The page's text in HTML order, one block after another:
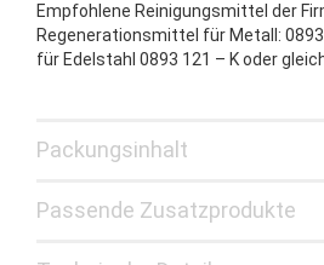
Empfohlene Reinigungsmittel der
Regenerationsmittel für Metall:
für Edelstahl 0893 121 – K oder
Packungsinhalt
Passende Zusatzprodukte